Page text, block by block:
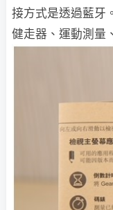
接方式是透過藍牙
健走器、運動測量